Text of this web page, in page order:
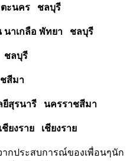
ตะนคร ชลบุรี
นาเกลือ พัทยา ชลบุรี
ชลบุรี
สีมา
ยีสุรนารี นครราชสีมา
ยงราย เชียงราย
กประสบการณ์ของเพื่อนๆนัก